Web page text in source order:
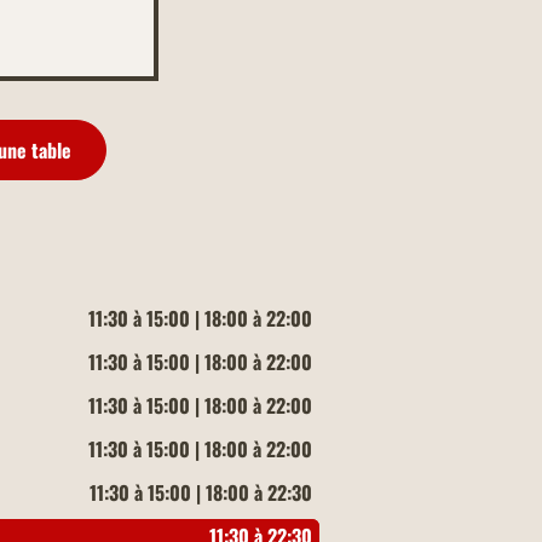
table
11:30 à 15:00 | 18:00 à 22:00
11:30 à 15:00 | 18:00 à 22:00
11:30 à 15:00 | 18:00 à 22:00
11:30 à 15:00 | 18:00 à 22:00
11:30 à 15:00 | 18:00 à 22:30
11:30 à 22:30